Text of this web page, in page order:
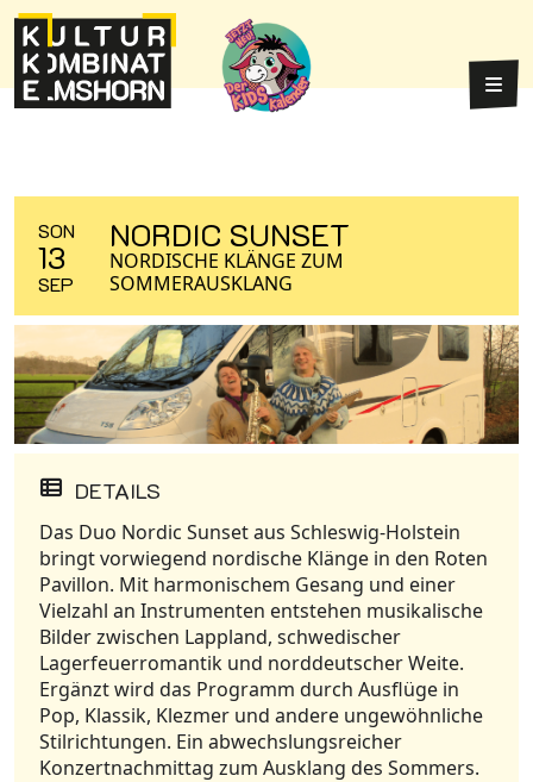
Weiter zum Inhalt
Weiter zum Fuß der Seite
SON
13
SEP
NORDIC SUNSET
NORDISCHE KLÄNGE ZUM
SOMMERAUSKLANG
DETAILS
Das Duo Nordic Sunset aus Schleswig-Holstein
bringt vorwiegend nordische Klänge in den Roten
Pavillon. Mit harmonischem Gesang und einer
Vielzahl an Instrumenten entstehen musikalische
Bilder zwischen Lappland, schwedischer
Lagerfeuerromantik und norddeutscher Weite.
Ergänzt wird das Programm durch Ausflüge in
Pop, Klassik, Klezmer und andere ungewöhnliche
Stilrichtungen. Ein abwechslungsreicher
Konzertnachmittag zum Ausklang des Sommers.